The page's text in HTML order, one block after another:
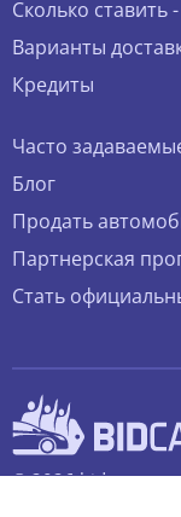
Сколько
Варианты
Кредиты
Часто
Блог
Продать
Партнерская
Стать
© 2026 bidcar.eu